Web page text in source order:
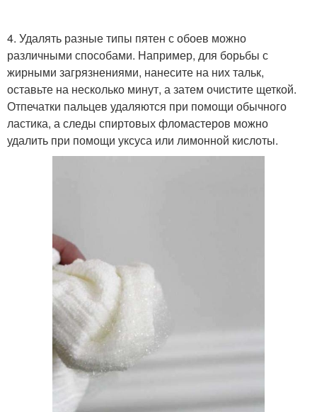
4. Удалять разные типы пятен с обоев можно
различными способами. Например, для борьбы с
жирными загрязнениями, нанесите на них тальк,
оставьте на несколько минут, а затем очистите щеткой.
Отпечатки пальцев удаляются при помощи обычного
ластика, а следы спиртовых фломастеров можно
удалить при помощи уксуса или лимонной кислоты.